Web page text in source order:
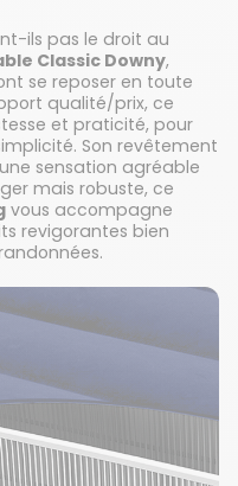
ils pas le droit au
Classic Downy,
se reposer en toute
qualité/prix, ce
et praticité, pour
Son revêtement
sensation agréable
mais robuste, ce
vous accompagne
revigorantes bien